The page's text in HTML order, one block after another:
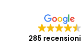
285 recensioni